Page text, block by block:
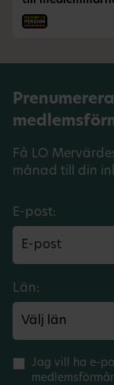
Få LO
månad till din
E-post:
Län:
Jag vill ha e-